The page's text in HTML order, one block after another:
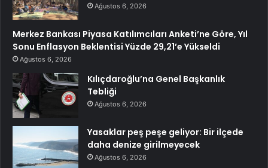
Ağustos 6, 2026
Merkez Bankası Piyasa Katılımcıları Anketi’ne Göre, Yıl
Sonu Enflasyon Beklentisi Yüzde 29,21’e Yükseldi
Ağustos 6, 2026
Kılıçdaroğlu’na Genel Başkanlık
Tebliği
Ağustos 6, 2026
Yasaklar peş peşe geliyor: Bir ilçede
daha denize girilmeyecek
Ağustos 6, 2026